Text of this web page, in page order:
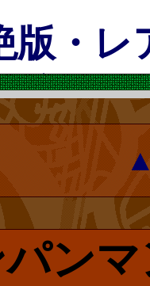
は、更
菊』が収
は、ど
ターメー
ようです
は深い考
にはな
復刊とい
ジアムな
限定商品
売されな
に自分
いう次元
んで頂
どう
える
版・レ
刻 復
ットコ
ジです。
入らない
▲
パン